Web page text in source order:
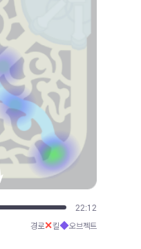
24:31
경로✕킬◆오브젝트